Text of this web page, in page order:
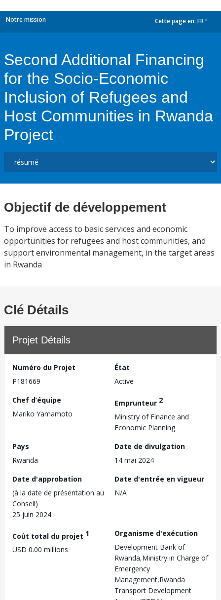
Notre mission Cette page en: FR
Second Additional Financing
for the Socio-Economic
Inclusion of Refugees and
Host Communities in Rwanda
Project
Objectif de développement
To improve access to basic services and economic
opportunities for refugees and host communities, and
support environmental management, in the target areas
in Rwanda
Clé Détails
Projet Détails
Numéro du Projet
P181669
État
Active
Chef d’équipe
Mariko Yamamoto
Emprunteur 2
Ministry of Finance and
Economic Planning
Pays
Rwanda
Date de divulgation
14 mai 2024
Date d'approbation
(à la date de présentation au
Conseil)
25 juin 2024
Date d'entrée en vigueur
N/A
Coût total du projet 1
USD 0.00 millions
Organisme d'exécution
Development Bank of
Rwanda,Ministry in Charge of
Emergency
Management,Rwanda
Transport Development